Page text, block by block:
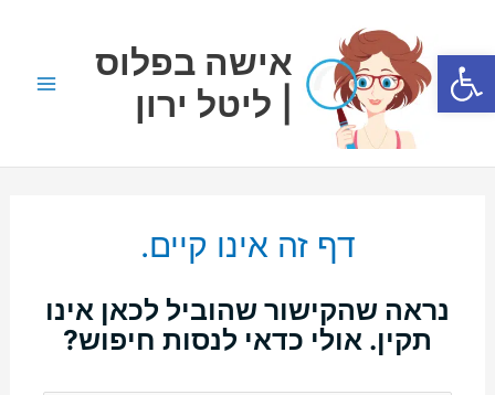
פתח סרגל נגישות
אישה בפלוס
| ליטל ירון
דף זה אינו קיים.
נראה שהקישור שהוביל לכאן אינו
תקין. אולי כדאי לנסות חיפוש?